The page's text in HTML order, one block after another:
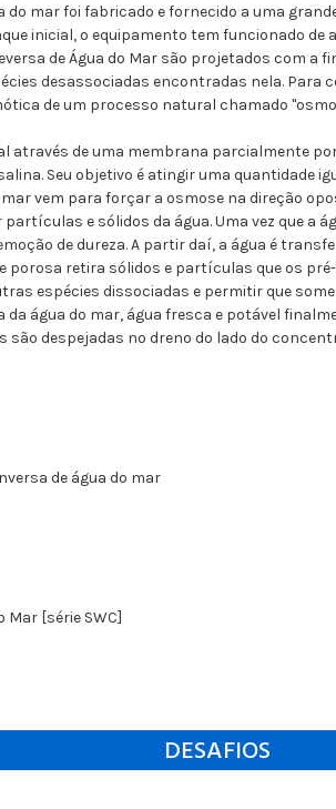
do mar foi fabricado e fornecido a uma
inicial, o equipamento tem funcionado
de Água do Mar são projetados com a
desassociadas encontradas nela. Para
de um processo natural chamado
através de uma membrana parcialmente
Seu objetivo é atingir uma quantidade
vem para forçar a osmose na direção
e sólidos da água. Uma vez que a
de dureza. A partir daí, a água é
retira sólidos e partículas que os
espécies dissociadas e permitir que
da água do mar, água fresca e potável
são despejadas no dreno do lado do
de água do mar
Mar [série SWC]
DESAFIOS